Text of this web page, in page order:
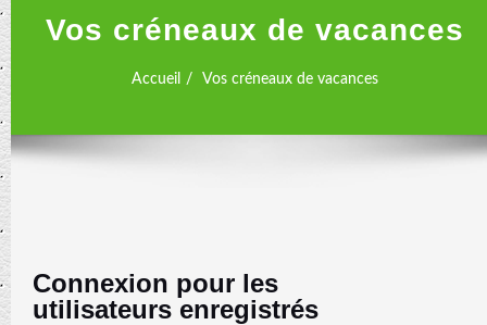
Vos créneaux de vacances
Accueil Vos créneaux de vacances
Connexion pour les
utilisateurs enregistrés